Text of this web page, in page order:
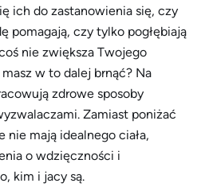
ich do zastanowienia się, czy
pomagają, czy tylko pogłębiają
nie zwiększa Twojego
w to dalej brnąć? Na
zdrowe sposoby
Zamiast poniżać
nie mają idealnego ciała,
o wdzięczności i
kim i jacy są.